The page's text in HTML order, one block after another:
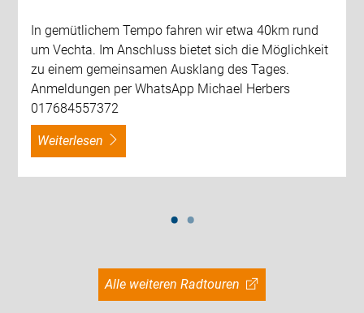
In gemütlichem Tempo fahren wir etwa 40km rund
um Vechta. Im Anschluss bietet sich die Möglichkeit
zu einem gemeinsamen Ausklang des Tages.
Anmeldungen per WhatsApp Michael Herbers
017684557372
weiterlesen
Alle weiteren Radtouren